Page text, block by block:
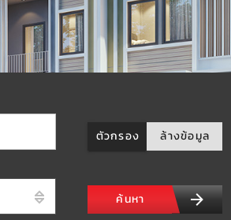
ตัวกรอง ล้างข้อมูล
ค้นหา